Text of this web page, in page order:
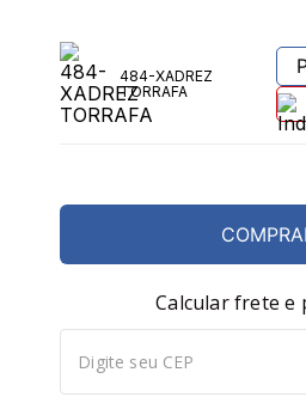
484-XADREZ
TORRAFA
Calcular frete e